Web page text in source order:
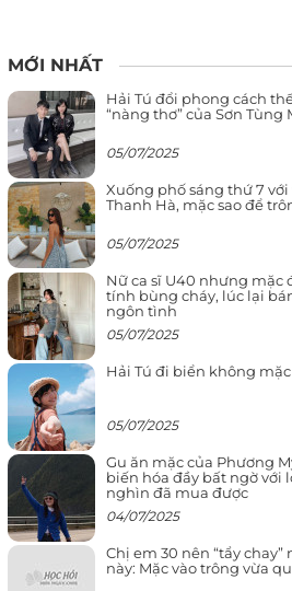
MỚI NHẤT
Hải Tú đổi phong cách
“nàng thơ” của Sơn Tùng
05/07/2025
Xuống phố sáng thứ 7 với
Thanh Hà, mặc sao để
05/07/2025
Nữ ca sĩ U40 nhưng mặc
tính bùng cháy, lúc lại
ngôn tình
05/07/2025
Hải Tú đi biển không
05/07/2025
Gu ăn mặc của Phương
biến hóa đầy bất ngờ với
nghìn đã mua được
04/07/2025
Chị em 30 nên “tẩy
này: Mặc vào trông vừa